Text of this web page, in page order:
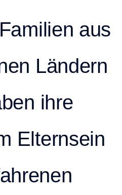
aus
Ländern
ihre
Elternsein